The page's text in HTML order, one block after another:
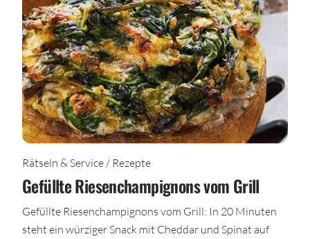
Rätseln & Service / Rezepte
Gefüllte Riesenchampignons vom Grill
Gefüllte Riesenchampignons vom Grill: In 20 Minuten
steht ein würziger Snack mit Cheddar und Spinat auf